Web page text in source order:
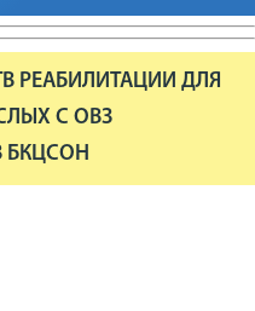
РЕАБИЛИТАЦИИ ДЛЯ
С ОВЗ
БКЦСОН